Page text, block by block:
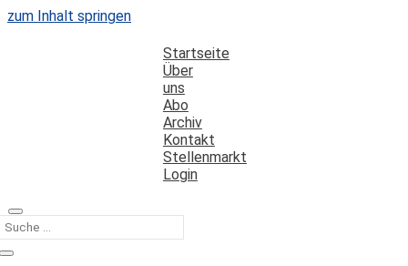
zum Inhalt springen
Startseite
Über
uns
Abo
Archiv
Kontakt
Stellenmarkt
Login
Kategorie